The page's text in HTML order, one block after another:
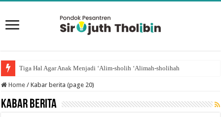
Tiga Hal Agar Anak Menjadi ‘Alim-sholih ‘Alimah-sholihah
Home / Kabar berita (page 20)
Kabar berita